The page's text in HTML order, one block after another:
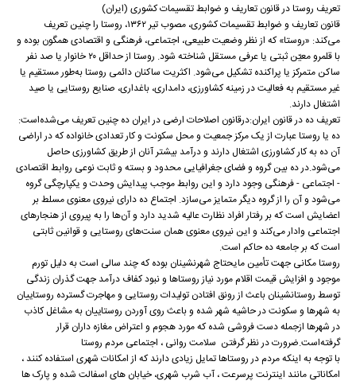
تعریف روستا در قانون تعاریف و ضوابط تقسیمات کشوری (ایران)
قانون تعاریف و ضوابط تقسیمات کشوری، مصوب تیر ۱۳۶۲، روستا را چنین تعریف
می‌کند: «روستا» که از نظر وضعیت طبیعی، اجتماعی، فرهنگی و اقتصادی همگون بوده و
با قلمرو معیّن ثبتی یا عرفی مستقل شناخته شود. روستا از حداقل ۲۰ خانوار یا صد نفر
ساکن متمرکز یا پراکنده تشکیل می‌شود. اکثریت ساکنان دائمی روستا به‌طور مستقیم یا
غیر مستقیم به فعالیت در زمینه کشاورزی، دامداری، باغداری، صنایع روستایی یا صید
اشتغال دارند.
تعریف ده در قانون ایران:درقانون اصلاحات ارضی در ایران ده چنین تعریف می‌شده‌است:
ده یا روستا عبارت از یک مرکز جمعیت و محل سکونت و کار تعدادی خانواده که در اراضی
آن ده به کار کشاورزی اشتغال دارند و درآمد بیشتر آنان از طریق کشاورزی حاصل
می‌شود.در ده بین گروه و فضای جغرافیایی محدود و بسته و ثابت نوعی روابط اقتصادی
- اجتماعی - فرهنگی وجود دارد و این روابط موجب پیدایش وحدت و یکپارچگی گروه
می‌شود و آن را از گروه دیگر متمایز می‌سازد. اجتماع ده دارای نیروی معنوی مسلط بر
اعضایش است که بر رفتار افراد نظارت عالیه شدید دارد و آن‌ها را به پیروی از هنجارهای
اجتماعی وادار می‌کند و این نیروی معنوی همان سنت‌های روستایی و قوانین ثابتی
است که بر جامعه ده حاکم است.
روستا مکانی جهت تأمین مایحتاج شهرنشینان بوده که چند سالی است به دلیل تورم
موجود و افزایش قیمت اقلام مورد نیاز روستاها و نبود کفاف درآمد جهت گذران زندگی
توسط روستانشینان باعث از رونق افتادن تولیدات روستایی و مهاجرت گسترده روستاییان
به شهرها و سکونت در حاشیه شهر شده و باعث روی آوردن روستاییان به مشاغل کاذب
در شهرها ازجمله دست فروشی شده که مورد هجوم و اعتراض مغازه داران قرار
گرفته‌است.ضرورت در نظر گرفتن سلامت روانی ، اجتماعی مردم روستا
با توجه به اینکه مردم در روستاها تمایل زیادی دارند که از امکانات شهری استفاده کنند ،
امکاناتی مانند اینترنت پرسرعت ، آب شرب شهری، خیابان های اسفالت شده و پارک ها